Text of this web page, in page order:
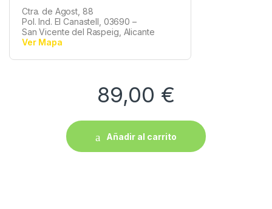
Ctra. de Agost, 88
Pol. Ind. El Canastell, 03690 –
San Vicente del Raspeig, Alicante
Ver Mapa
89,00 €
Añadir al carrito